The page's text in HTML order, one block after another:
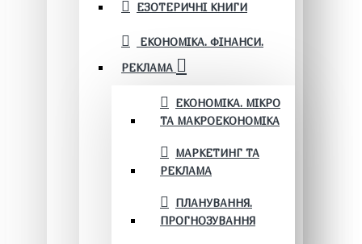
ЕЗОТЕРИЧНІ КНИГИ
ЕКОНОМІКА. ФІНАНСИ.
РЕКЛАМА
ЕКОНОМІКА. МІКРО
ТА МАКРОЕКОНОМІКА
МАРКЕТИНГ ТА
РЕКЛАМА
ПЛАНУВАННЯ.
ПРОГНОЗУВАННЯ